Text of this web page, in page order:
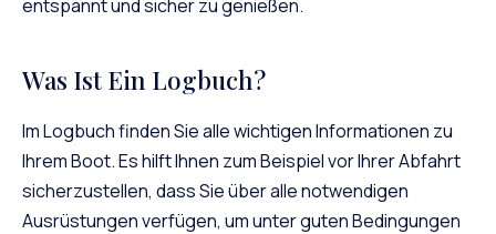
entspannt und sicher zu genießen.
Was Ist Ein Logbuch?
Im Logbuch finden Sie alle wichtigen Informationen zu
Ihrem Boot. Es hilft Ihnen zum Beispiel vor Ihrer Abfahrt
sicherzustellen, dass Sie über alle notwendigen
Ausrüstungen verfügen, um unter guten Bedingungen